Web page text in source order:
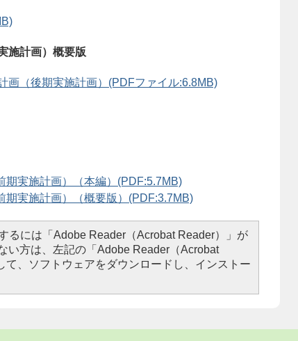
施計画）概要版
画（後期実施計画）(PDFファイル:6.8MB)
期実施計画）（本編）(PDF:5.7MB)
実施計画）（概要版）(PDF:3.7MB)
るには「Adobe Reader（Acrobat Reader）」が
い方は、左記の「Adobe Reader（Acrobat
、ソフトウェアをダウンロードし、インストー